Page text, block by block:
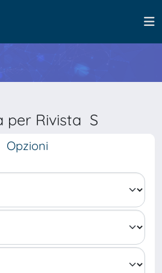
per Rivista S
Opzioni